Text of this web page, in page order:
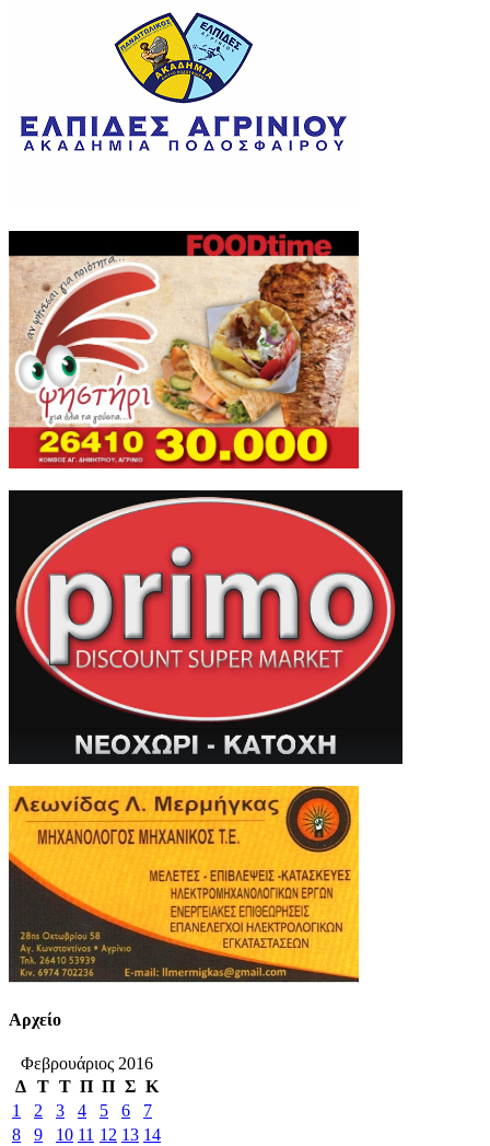
Αρχείο
Φεβρουάριος 2016
Δ Τ Τ Π Π Σ Κ
1
2 3 4 5 6
7
8
9 10 11 12 13 14